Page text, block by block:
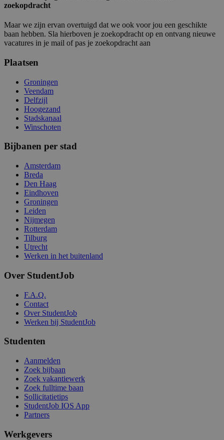
zoekopdracht
Maar we zijn ervan overtuigd dat we ook voor jou een geschikte
baan hebben. Sla hierboven je zoekopdracht op en ontvang nieuwe
vacatures in je mail of pas je zoekopdracht aan
Plaatsen
Groningen
Veendam
Delfzijl
Hoogezand
Stadskanaal
Winschoten
Bijbanen per stad
Amsterdam
Breda
Den Haag
Eindhoven
Groningen
Leiden
Nijmegen
Rotterdam
Tilburg
Utrecht
Werken in het buitenland
Over StudentJob
F.A.Q.
Contact
Over StudentJob
Werken bij StudentJob
Studenten
Aanmelden
Zoek bijbaan
Zoek vakantiewerk
Zoek fulltime baan
Sollicitatietips
StudentJob IOS App
Partners
Werkgevers